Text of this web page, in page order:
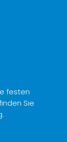
festen
Sie